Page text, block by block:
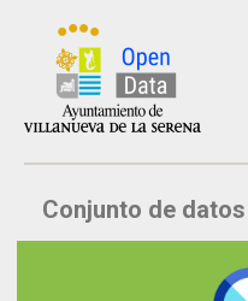
Inicio
Datos
Conjunto de datos